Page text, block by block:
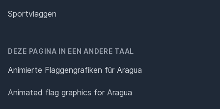
Sportvlaggen
DEZE PAGINA IN EEN ANDERE TAAL
Animierte Flaggengrafiken für Aragua
Animated flag graphics for Aragua